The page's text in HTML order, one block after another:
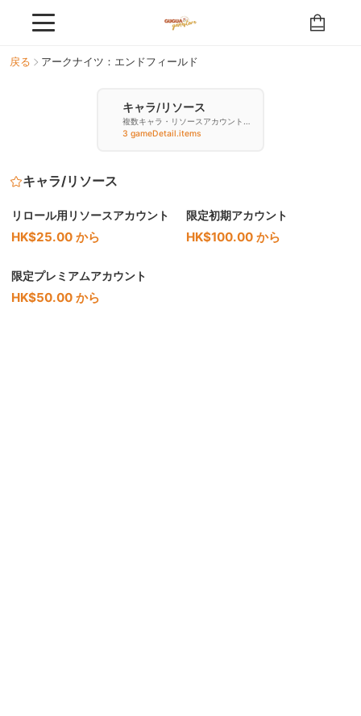
戻る アークナイツ：エンドフィールド
キャラ/リソース
複数キャラ・リソースアカウントを
購入
3 gameDetail.items
キャラ/リソース
リロール用リソースアカウント
HK$25.00 から
限定初期アカウント
HK$100.00 から
限定プレミアムアカウント
HK$50.00 から